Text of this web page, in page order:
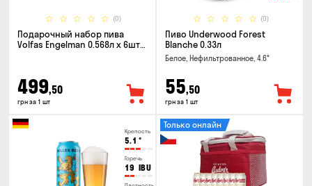
(0)
Подарочный набор пива
Volfas Engelman 0.568л x 6шт +
499,50
грн за 1 шт
(0)
Пиво Underwood Forest
Blanche 0.33л
Белое, Нефильтрованное, 4.6°
55,50
грн за 1 шт
Крепость
5.1 °
Горечь
19 IBU
Только онлайн